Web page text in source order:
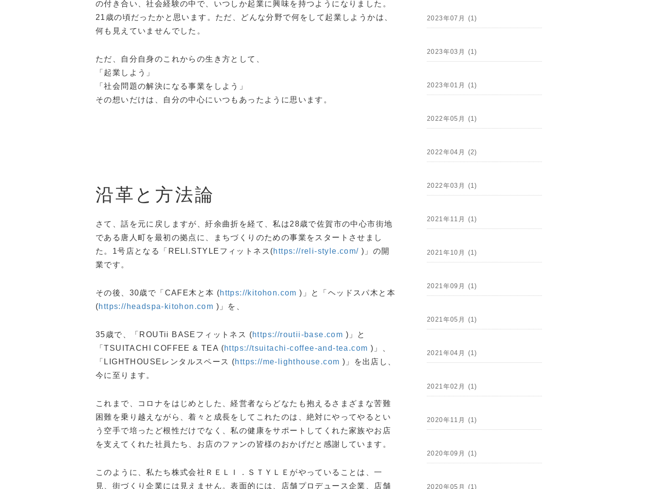
の付き合い、社会経験の中で、いつしか起業に興味を持つようになりました。
21歳の頃だったかと思います。ただ、どんな分野で何をして起業しようかは、
何も見えていませんでした。
ただ、自分自身のこれからの生き方として、
「起業しよう」
「社会問題の解決になる事業をしよう」
その想いだけは、自分の中心にいつもあったように思います。
沿革と方法論
さて、話を元に戻しますが、紆余曲折を経て、私は28歳で佐賀市の中心市街地
である唐人町を最初の拠点に、まちづくりのための事業をスタートさせまし
た。1号店となる「RELI.STYLEフィットネス(https://reli-style.com/ )」の開
業です。
その後、30歳で「CAFE木と本 (https://kitohon.com )」と「ヘッドスパ木と本
(https://headspa-kitohon.com )」を、
35歳で、「ROUTii BASEフィットネス (https://routii-base.com )」と
「TSUITACHI COFFEE & TEA (https://tsuitachi-coffee-and-tea.com )」、
「LIGHTHOUSEレンタルスペース (https://me-lighthouse.com )」を出店し、
今に至ります。
これまで、コロナをはじめとした、経営者ならどなたも抱えるさまざまな苦難
困難を乗り越えながら、着々と成長をしてこれたのは、絶対にやってやるとい
う空手で培ったど根性だけでなく、私の健康をサポートしてくれた家族やお店
を支えてくれた社員たち、お店のファンの皆様のおかげだと感謝しています。
このように、私たち株式会社ＲＥＬＩ．ＳＴＹＬＥがやっていることは、一
見、街づくり企業には見えません。表面的には、店舗プロデュース企業、店舗
2023年07月 (1)
2023年03月 (1)
2023年01月 (1)
2022年05月 (1)
2022年04月 (2)
2022年03月 (1)
2021年11月 (1)
2021年10月 (1)
2021年09月 (1)
2021年05月 (1)
2021年04月 (1)
2021年02月 (1)
2020年11月 (1)
2020年09月 (1)
2020年05月 (1)